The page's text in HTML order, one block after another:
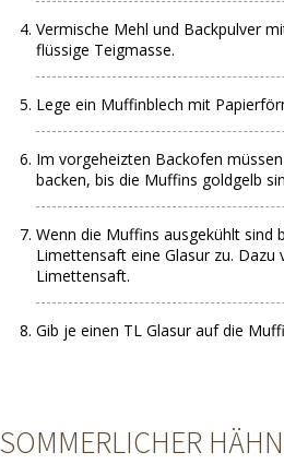
Vermische Mehl und Backpulver
flüssige Teigmasse.
Lege ein Muffinblech mit
Im vorgeheizten Backofen
backen, bis die Muffins goldgelb
Wenn die Muffins ausgekühlt sind
Limettensaft eine Glasur zu.
Limettensaft.
Gib je einen TL Glasur auf die
SOMMERLICHER